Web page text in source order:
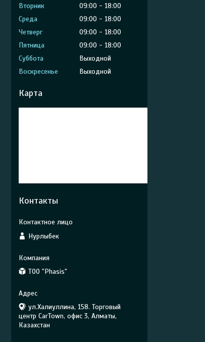
Вторник
09:00
18:00
Среда
09:00
18:00
Четверг
09:00
18:00
Пятница
09:00
18:00
Суббота
Выходной
Воскресенье
Выходной
Карта
Контакты
Нурлыбек
ТОО "Phasis"
ул.Халиуллина, 158. Торговый
центр CarTown, офис 3, Алматы,
Казахстан